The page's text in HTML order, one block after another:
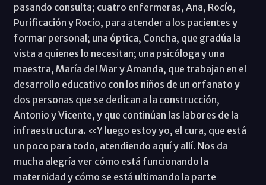
pasando consulta; cuatro enfermeras, Ana, Rocío,
Purificación y Rocío, para atender a los pacientes y
formar personal; una óptica, Concha, que gradúa la
vista a quienes lo necesitan; una psicóloga y una
maestra, María del Mar y Amanda, que trabajan en el
desarrollo educativo con los niños de un orfanato y
dos personas que se dedican a la construcción,
Antonio y Vicente, y que continúan las labores de la
infraestructura. «Y luego estoy yo, el cura, que está
un poco para todo, atendiendo aquí y allí. Nos da
mucha alegría ver cómo está funcionando la
maternidad y cómo se está ultimando la parte